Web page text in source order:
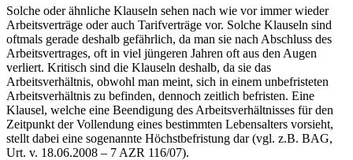
Solche oder ähnliche Klauseln sehen nach wie vor immer wieder
Arbeitsverträge oder auch Tarifverträge vor. Solche Klauseln sind
oftmals gerade deshalb gefährlich, da man sie nach Abschluss des
Arbeitsvertrages, oft in viel jüngeren Jahren oft aus den Augen
verliert. Kritisch sind die Klauseln deshalb, da sie das
Arbeitsverhältnis, obwohl man meint, sich in einem unbefristeten
Arbeitsverhältnis zu befinden, dennoch zeitlich befristen. Eine
Klausel, welche eine Beendigung des Arbeitsverhältnisses für den
Zeitpunkt der Vollendung eines bestimmten Lebensalters vorsieht,
stellt dabei eine sogenannte Höchstbefristung dar (vgl. z.B. BAG,
Urt. v. 18.06.2008 – 7 AZR 116/07).